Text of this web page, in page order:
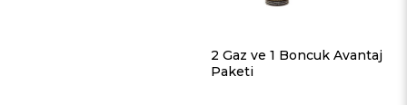
2 Gaz ve 1 Boncuk Avantaj
Paketi